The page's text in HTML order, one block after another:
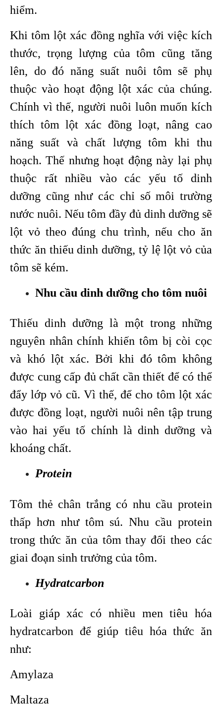
hiểm.
Khi tôm lột xác đồng nghĩa với việc kích
thước, trọng lượng của tôm cũng tăng
lên, do đó năng suất nuôi tôm sẽ phụ
thuộc vào hoạt động lột xác của chúng.
Chính vì thế, người nuôi luôn muốn kích
thích tôm lột xác đồng loạt, nâng cao
năng suất và chất lượng tôm khi thu
hoạch. Thế nhưng hoạt động này lại phụ
thuộc rất nhiều vào các yếu tố dinh
dưỡng cũng như các chỉ số môi trường
nước nuôi. Nếu tôm đầy đủ dinh dưỡng sẽ
lột vỏ theo đúng chu trình, nếu cho ăn
thức ăn thiếu dinh dưỡng, tỷ lệ lột vỏ của
tôm sẽ kém.
Nhu cầu dinh dưỡng cho tôm nuôi
Thiếu dinh dưỡng là một trong những
nguyên nhân chính khiến tôm bị còi cọc
và khó lột xác. Bởi khi đó tôm không
được cung cấp đủ chất cần thiết để có thể
đẩy lớp vỏ cũ. Vì thế, để cho tôm lột xác
được đồng loạt, người nuôi nên tập trung
vào hai yếu tố chính là dinh dưỡng và
khoáng chất.
Protein
Tôm thẻ chân trắng có nhu cầu protein
thấp hơn như tôm sú. Nhu cầu protein
trong thức ăn của tôm thay đổi theo các
giai đoạn sinh trưởng của tôm.
Hydratcarbon
Loài giáp xác có nhiều men tiêu hóa
hydratcarbon để giúp tiêu hóa thức ăn
như:
Amylaza
Maltaza